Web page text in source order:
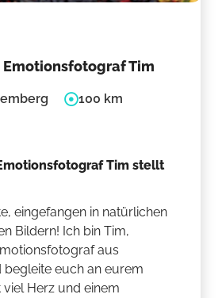
Emotionsfotograf Tim
100 km
Tim stellt
eingefangen in natürlichen
Bildern! Ich bin Tim,
aus
begleite euch an eurem
Herz und einem